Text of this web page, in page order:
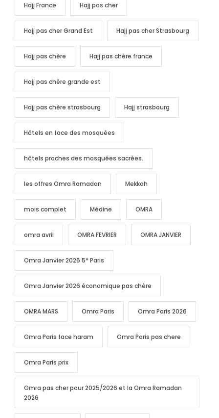
Hajj France Hajj pas cher
Hajj pas cher Grand Est Hajj pas cher Strasbourg
Hajj pas chère Hajj pas chère france
Hajj pas chère grande est
Hajj pas chère strasbourg Hajj strasbourg
Hôtels en face des mosquées
hôtels proches des mosquées sacrées.
les offres Omra Ramadan Mekkah
mois complet Médine OMRA
omra avril OMRA FEVRIER OMRA JANVIER
Omra Janvier 2026 5* Paris
Omra Janvier 2026 économique pas chère
OMRA MARS Omra Paris Omra Paris 2026
Omra Paris face haram Omra Paris pas chere
Omra Paris prix
Omra pas cher pour 2025/2026 et la Omra Ramadan
2026